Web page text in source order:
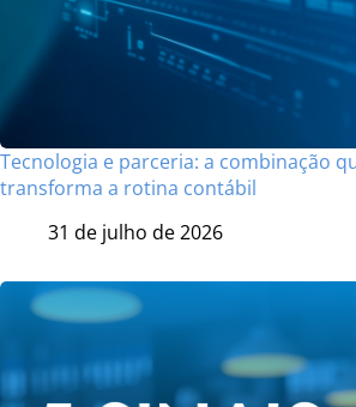
Tecnologia e parceria: a combinação
transforma a rotina contábil
31 de julho de 2026